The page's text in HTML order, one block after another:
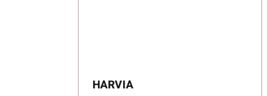
HARVIA